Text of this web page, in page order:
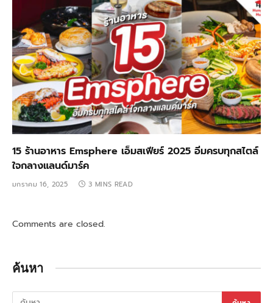
15 ร้านอาหาร Emsphere เอ็มสเฟียร์ 2025 อิ่มครบทุกสไตล์
ใจกลางแลนด์มาร์ค
มกราคม 16, 2025 3 MINS READ
Comments are closed.
ค้นหา